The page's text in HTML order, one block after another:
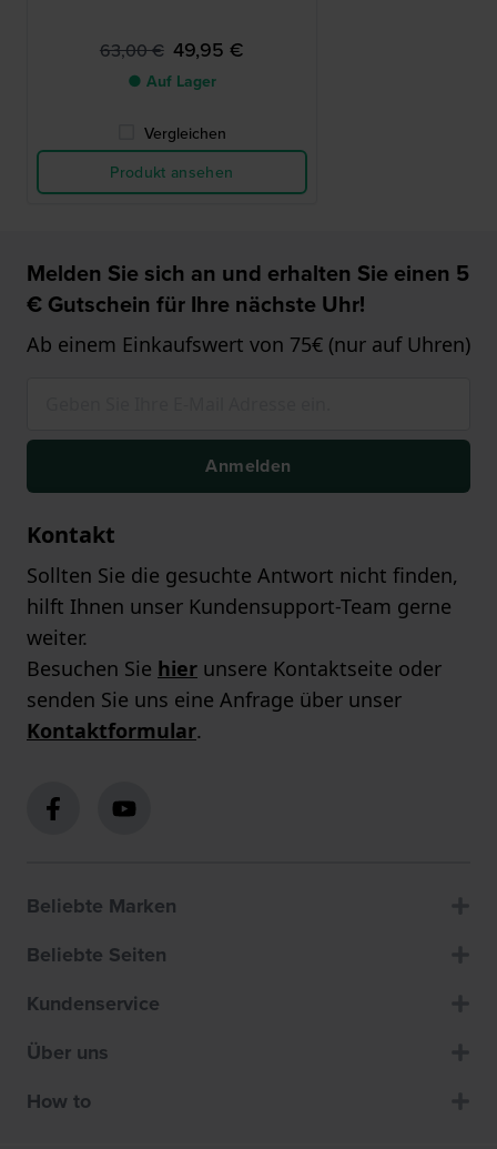
63,00 € 49,95 €
● Auf Lager
Vergleichen
Produkt ansehen
Melden Sie sich an und erhalten Sie einen 5
€ Gutschein für Ihre nächste Uhr!
Ab einem Einkaufswert von 75€ (nur auf Uhren)
Anmelden
Kontakt
Sollten Sie die gesuchte Antwort nicht finden,
hilft Ihnen unser Kundensupport-Team gerne
weiter.
Besuchen Sie hier unsere Kontaktseite oder
senden Sie uns eine Anfrage über unser
Kontaktformular.
Beliebte Marken
Beliebte Seiten
Kundenservice
Über uns
How to